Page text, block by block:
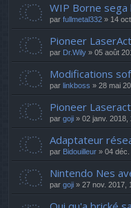
WIP Borne sega
par fullmetal332 » 14
Pioneer
par Dr.Wily » 05 août
Modifications
par linkboss » 28 mai
Pioneer
par goji » 02 janv. 2018,
Adaptateur
par Bidouilleur » 04
Nintendo Nes
par goji » 27 nov. 2017,